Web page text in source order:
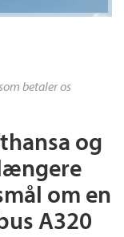
betaler os
og
om en
A320